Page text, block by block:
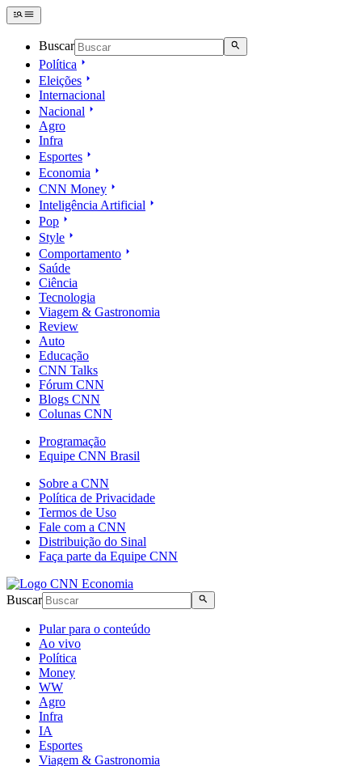
Buscar
Política
Eleições
Internacional
Nacional
Agro
Infra
Esportes
Economia
CNN Money
Inteligência Artificial
Pop
Style
Comportamento
Saúde
Ciência
Tecnologia
Viagem & Gastronomia
Review
Auto
Educação
CNN Talks
Fórum CNN
Blogs CNN
Colunas CNN
Programação
Equipe CNN Brasil
Sobre a CNN
Política de Privacidade
Termos de Uso
Fale com a CNN
Distribuição do Sinal
Faça parte da Equipe CNN
Buscar
Pular para o conteúdo
Ao vivo
Política
Money
WW
Agro
Infra
IA
Esportes
Viagem & Gastronomia